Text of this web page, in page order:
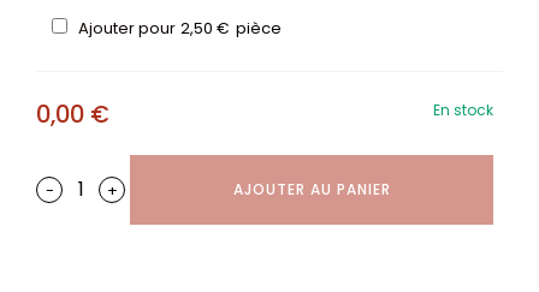
Ajouter pour 2,50€ pièce
0,00 € En stock
- + AJOUTER AU PANIER